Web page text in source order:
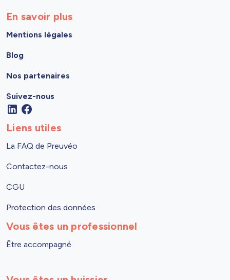
En savoir plus
Mentions légales
Blog
Nos partenaires
Suivez-nous
Liens utiles
La FAQ de Preuvéo
Contactez-nous
CGU
Protection des données
Vous êtes un professionnel
Être accompagné